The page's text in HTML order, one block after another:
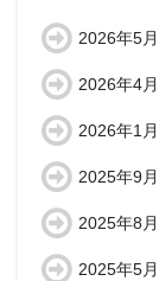
2026年5月
2026年4月
2026年1月
2025年9月
2025年8月
2025年5月